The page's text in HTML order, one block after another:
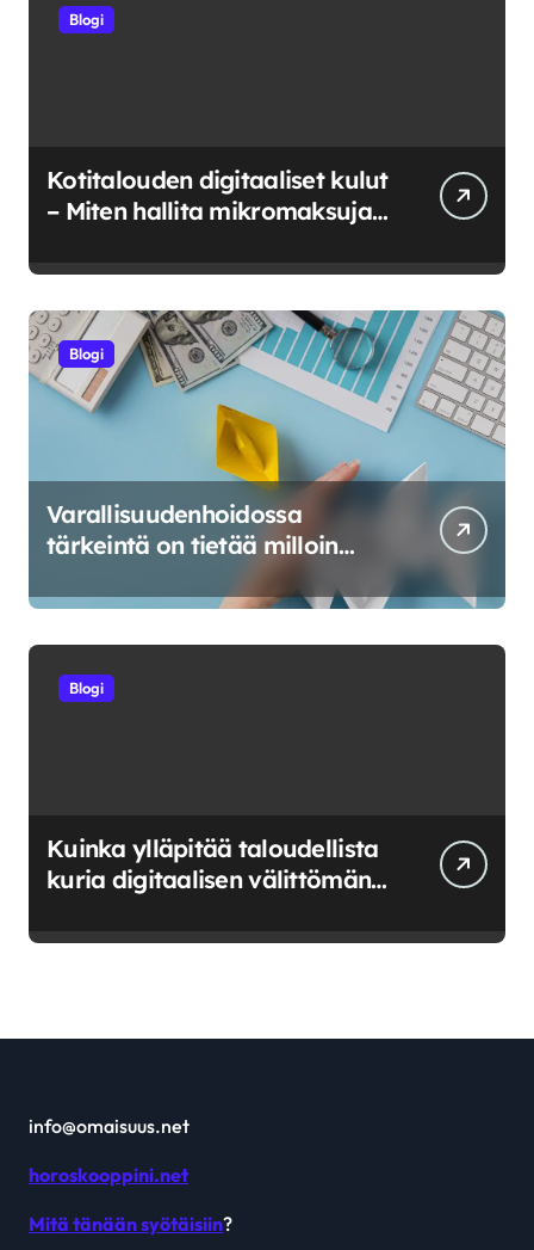
Blogi
Kotitalouden digitaaliset kulut
– Miten hallita mikromaksuja
Blogi
Varallisuudenhoidossa
tärkeintä on tietää milloin
riskeerata ja milloin luovuttaa
Blogi
Kuinka ylläpitää taloudellista
kuria digitaalisen välittömän
info@omaisuus.net
horoskooppini.net
Mitä tänään syötäisiin?